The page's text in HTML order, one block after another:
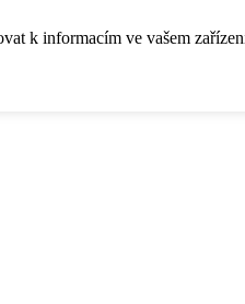
k informacím ve vašem